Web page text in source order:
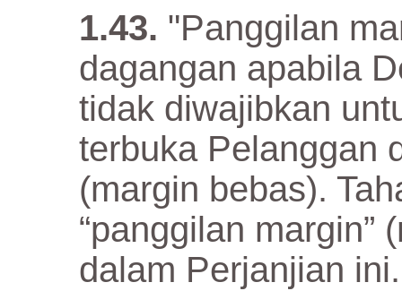
"Panggilan
dagangan apabila
tidak diwajibkan
terbuka Pelanggan
(margin bebas).
“panggilan margin”
dalam Perjanjian ini.